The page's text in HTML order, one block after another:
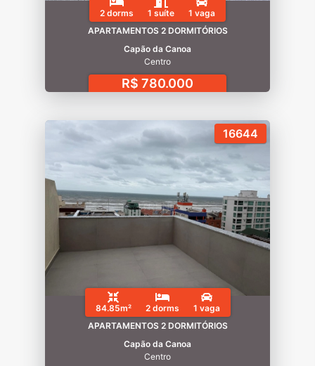
2 dorms 1 suíte
1 vaga
APARTAMENTOS 2 DORMITÓRIOS
Capão da Canoa
Centro
R$ 780.000
16644
84.85m² 2 dorms
1 vaga
APARTAMENTOS 2 DORMITÓRIOS
Capão da Canoa
Centro